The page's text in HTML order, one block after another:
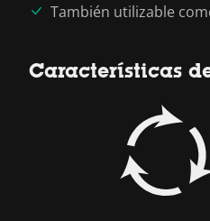
También utilizable
Características